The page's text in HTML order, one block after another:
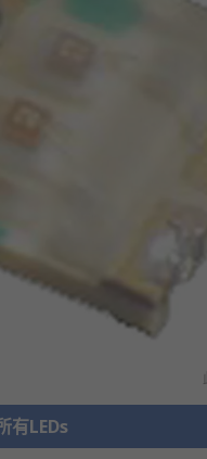
有LEDs